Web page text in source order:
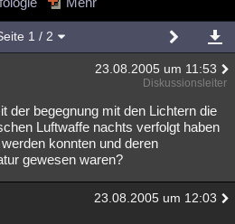
Mystery Kriminalfälle
Technologie Ufologie
Literatur
1 / 2
23.08.2005 um 11:53
Diskussionsleiter
der begegnung mit den Lichtern die
Luftwaffe nachts verfolgt haben
konnten und deren
gewesen waren?
23.08.2005 um 12:03